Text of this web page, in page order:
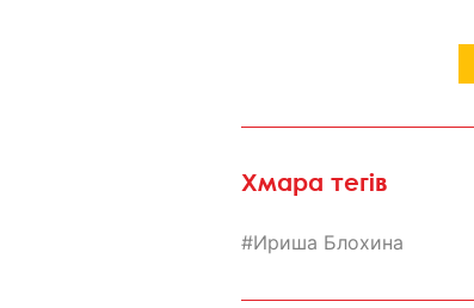
Хмара тегів
Ириша Блохина